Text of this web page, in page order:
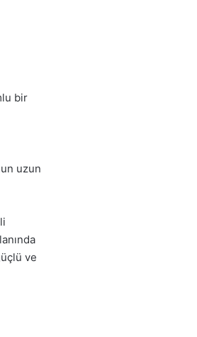
bir
uzun
ve